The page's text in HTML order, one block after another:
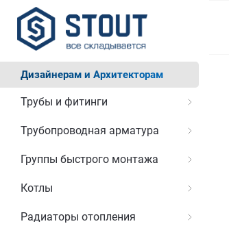
Дизайнерам и Архитекторам
Трубы и фитинги
Трубопроводная арматура
Группы быстрого монтажа
Котлы
Радиаторы отопления